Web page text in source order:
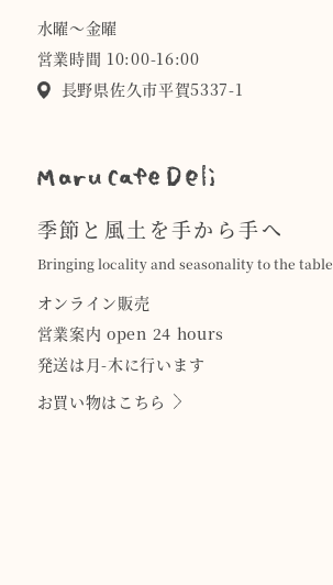
水曜〜金曜
営業時間 10:00-16:00
長野県佐久市平賀5337-1
季節と風土を手から手へ
Bringing locality and seasonality to the table
オンライン販売
営業案内 open 24 hours
発送は月-木に行います
お買い物はこちら